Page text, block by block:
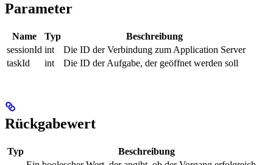
Parameter
Name Typ
Beschreibung
sessionId int
Die ID der Verbindung zum Application Server
taskId
int Die ID der Aufgabe, der geöffnet werden soll
Rückgabewert
Typ
Beschreibung